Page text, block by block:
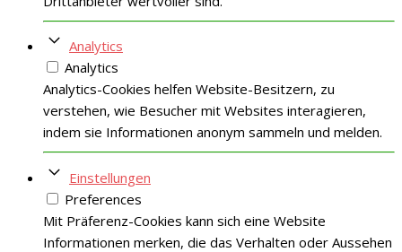
Analytics
Analytics
Analytics-Cookies helfen Website-Besitzern, zu
verstehen, wie Besucher mit Websites interagieren,
indem sie Informationen anonym sammeln und melden.
Einstellungen
Preferences
Mit Präferenz-Cookies kann sich eine Website
Informationen merken, die das Verhalten oder Aussehen